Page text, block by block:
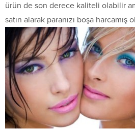
ürün de son derece kaliteli olabilir
satın alarak paranızı boşa harcamış